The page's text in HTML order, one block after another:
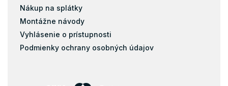
Nákup na splátky
Montážne návody
Vyhlásenie o prístupnosti
Podmienky ochrany osobných údajov